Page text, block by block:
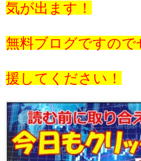
気が出ます！
無料ブログですの
援してください！